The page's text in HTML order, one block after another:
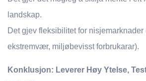
landskap.
Det gjev fleksibilitet for nisjemarknader
ekstremvær, miljøbevisst forbrukarar).
Konklusjon: Leverer Høy Ytelse,